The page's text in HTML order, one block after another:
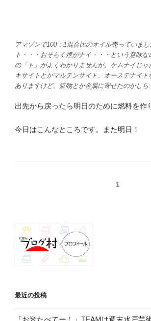
アマゾンで100：1混合比のオイル売っていま
ト・・・おそらく煙がナイ・・・という意味
の「ト」がよくわかりませんが。ケムナイじゃ
キサイトとかマルテンサイト、オーステナイ
ありますけど、鉱物とか金属に寄せたのかしら
出先から戻ったら明日のために燃料を作
今日はこんなところです。また明日！
ビ
ゲ
ー
シ
ン
1
最近の投稿